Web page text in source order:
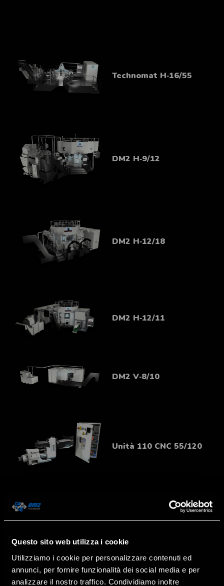
Questo sito web utilizza i cookie
Utilizziamo i cookie per personalizzare contenuti ed
annunci, per fornire funzionalità dei social media e per
analizzare il nostro traffico. Condividiamo inoltre
Technomat H‑16/55
DM2 H‑9/12
DM2 H‑12/18
DM2 H‑12/11
DM2 V‑8/10
Unità 110 CNC 55/120